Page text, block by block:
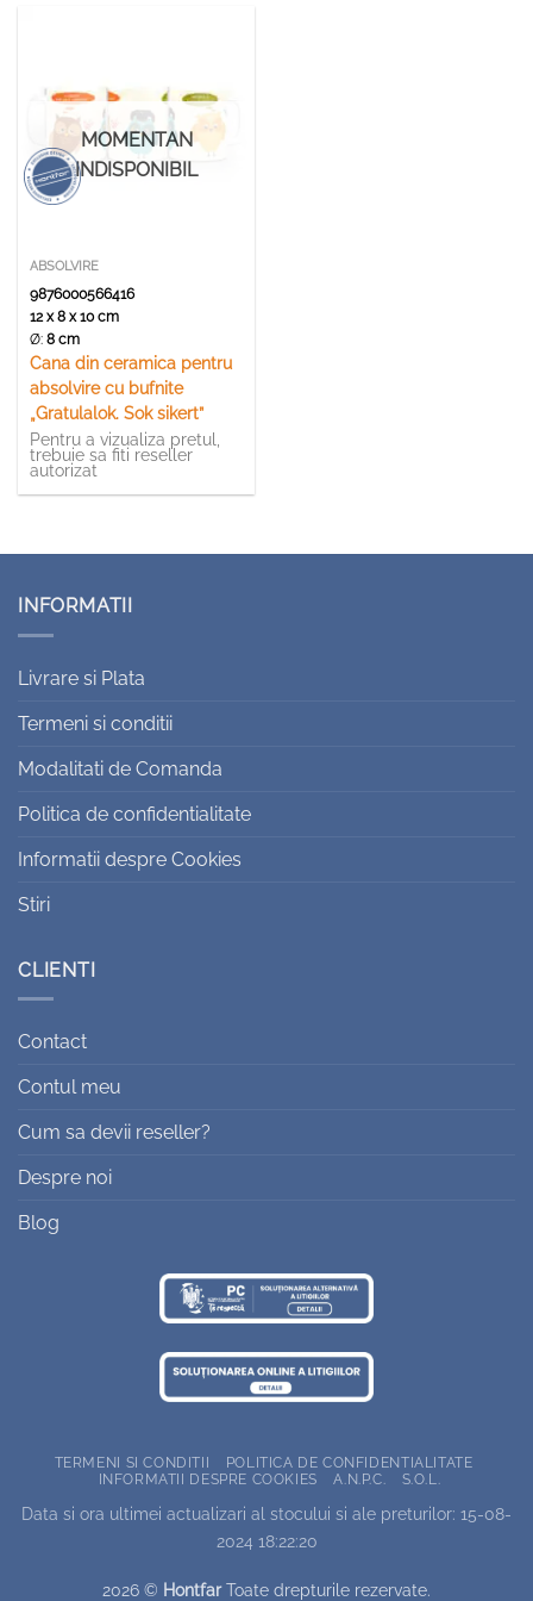
MOMENTAN
INDISPONIBIL
ABSOLVIRE
9876000566416
12 x 8 x 10 cm
Ø:8 cm
Cana din ceramica pentru
absolvire cu bufnite
„Gratulalok. Sok sikert”
Pentru a vizualiza pretul,
trebuie sa fiti reseller
autorizat
INFORMATII
Livrare si Plata
Termeni si conditii
Modalitati de Comanda
Politica de confidentialitate
Informatii despre Cookies
Stiri
CLIENTI
Contact
Contul meu
Cum sa devii reseller?
Despre noi
Blog
TERMENI SI CONDITII
POLITICA DE CONFIDENTIALITATE
INFORMATII DESPRE COOKIES
A.N.P.C. S.O.L.
Data si ora ultimei actualizari al stocului si ale preturilor: 15-08-
2024 18:22:20
2026 © HontfarToate drepturile rezervate.